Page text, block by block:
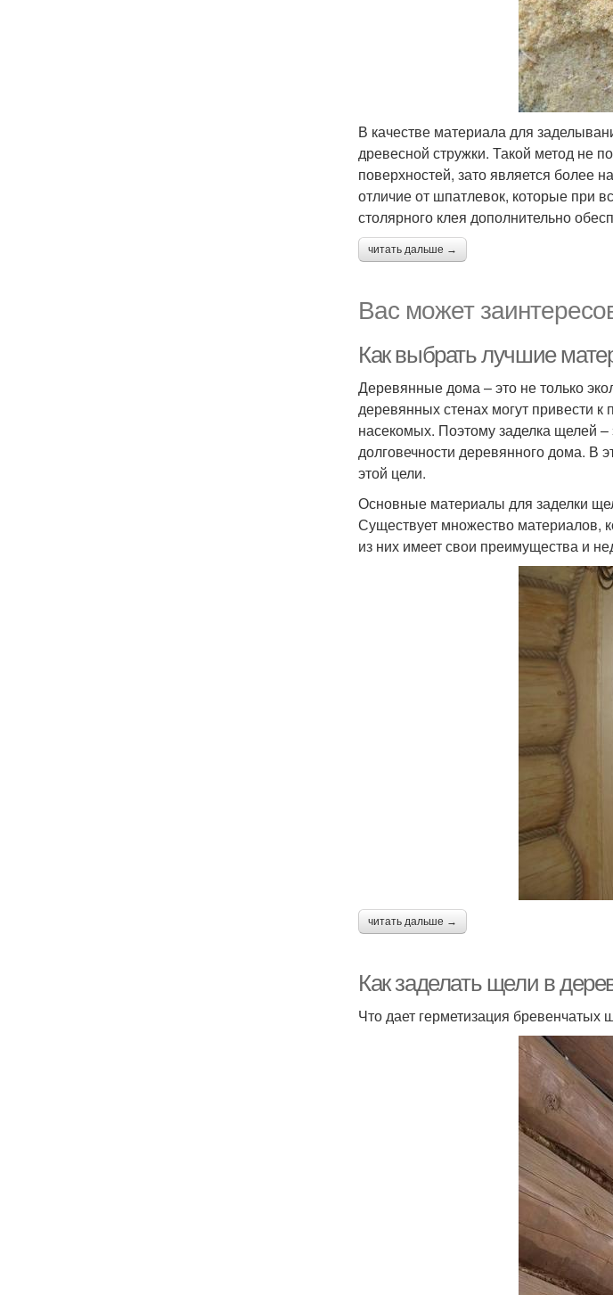
В качестве материала для
древесной стружки. Такой метод не
поверхностей, зато является более
отличие от шпатлевок, которые при
столярного клея дополнительно
читать дальше →
Вас может
Как выбрать лучшие
Деревянные дома – это не только
деревянных стенах могут привести
насекомых. Поэтому заделка щелей
долговечности деревянного дома. В
этой цели.
Основные материалы для заделки
Существует множество материалов,
из них имеет свои преимущества и
читать дальше →
Как заделать щели в
Что дает герметизация бревенчатых